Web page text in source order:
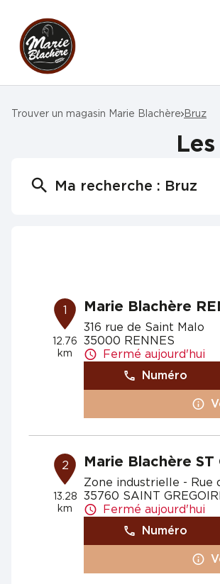
Trouver un magasin Marie Blachère Bruz
Ma recherche : Bruz
1
12.76
km
Marie Blachère
316 rue de Saint Malo
35000 RENNES
Fermé aujourd'hui
Numéro
2
13.28
km
Marie Blachère ST
Zone industrielle - Rue
35760 SAINT
Fermé aujourd'hui
Numéro